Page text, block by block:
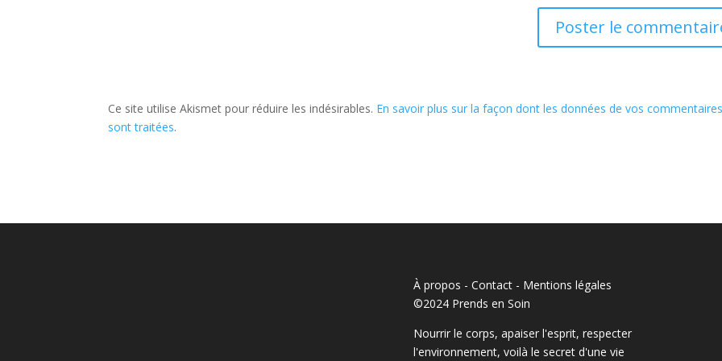
Ce site utilise Akismet pour réduire les indésirables. En savoir plus sur la façon dont les données de vos
sont traitées.
À propos - Contact- Mentions légales
©2024 Prends en Soin
Nourrir le corps, apaiser l'esprit, respecter
l'environnement, voilà le secret d'une vie